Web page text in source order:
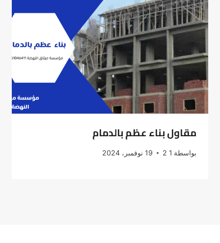
مقاول بناء عظم بالدمام
بواسطة 1 2 19 نوفمبر، 2024